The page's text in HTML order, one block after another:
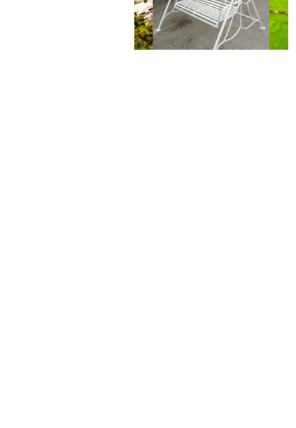
Cửa sắt mẫu 20